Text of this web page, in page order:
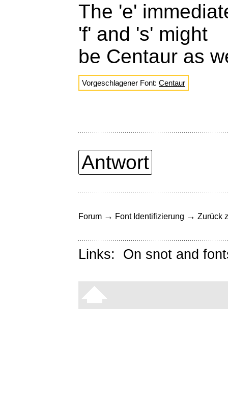
The 'e'
'f' and 's' might
be Centaur as
Vorgeschlagener Font: Centaur
Antwort
Forum → Font Identifizierung → Zurück
Links: On snot and